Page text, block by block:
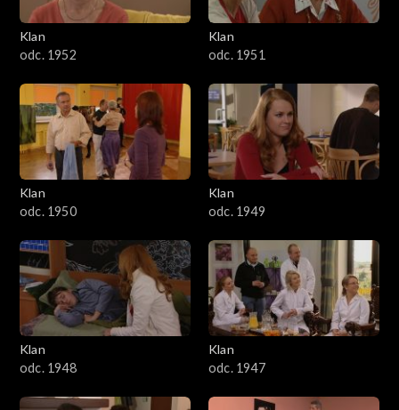
Klan
odc. 1952
Klan
odc. 1951
Klan
odc. 1950
Klan
odc. 1949
Klan
odc. 1948
Klan
odc. 1947